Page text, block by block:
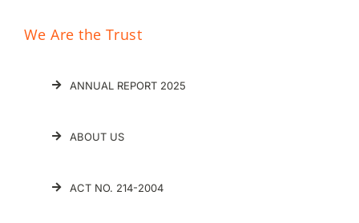
We Are the Trust
ANNUAL REPORT 2025
ABOUT US
ACT NO. 214-2004